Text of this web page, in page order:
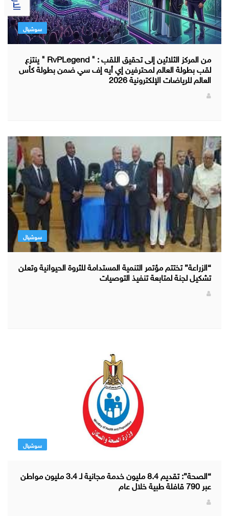
سوشيال
من المركز الثلاثين إلى تحقيق اللقب : " RvPLegend " ينتزع
لقب بطولة العالم لمحترفين إي أيه إف سي ضمن بطولة كأس
العالم للرياضات الإلكترونية 2026
سوشيال
“الزراعة” تختتم مؤتمر التنمية المستدامة للثروة الحيوانية وتعلن
تشكيل لجنة لمتابعة تنفيذ التوصيات
سوشيال
“الصحة”: تقديم 8.4 مليون خدمة مجانية لـ 3.4 مليون مواطن
عبر 790 قافلة طبية خلال عام